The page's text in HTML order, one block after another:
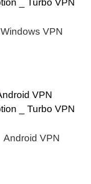
Windows VPN
Android VPN